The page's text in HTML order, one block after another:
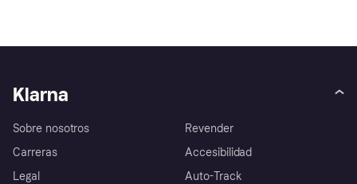
Klarna
Sobre nosotros
Carreras
Legal
Revender
Accesibilidad
Auto-Track